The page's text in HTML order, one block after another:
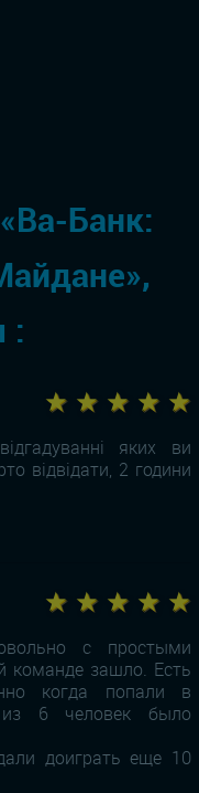
Банк:
:
★ ★ ★ ★ ★
яких ви
відвідати, 2 години
★ ★ ★ ★ ★
с простыми
команде зашло. Есть
когда попали в
из 6 человек было
доиграть еще 10